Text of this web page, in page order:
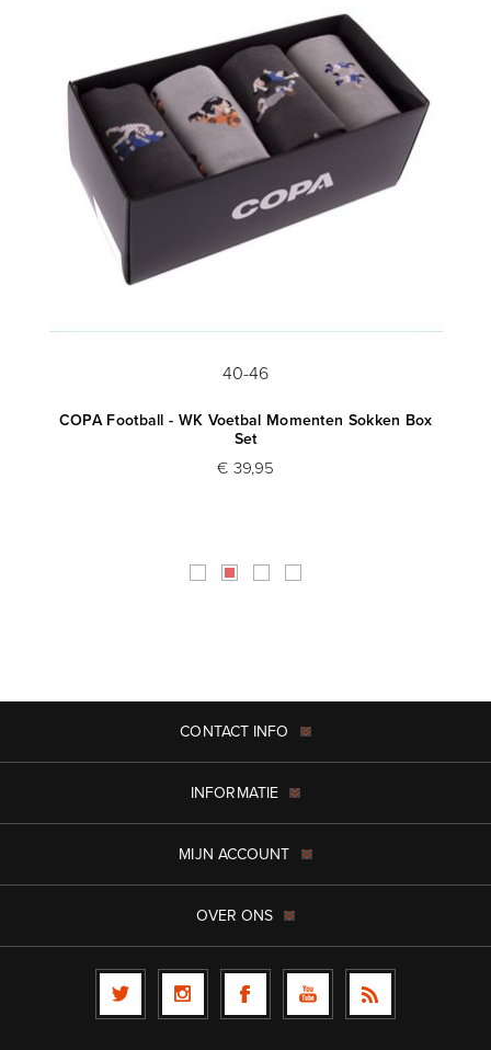
40-46
COPA Football - WK Voetbal Momenten Sokken Box
Set
€ 39,95
CONTACT INFO
INFORMATIE
MIJN ACCOUNT
OVER ONS